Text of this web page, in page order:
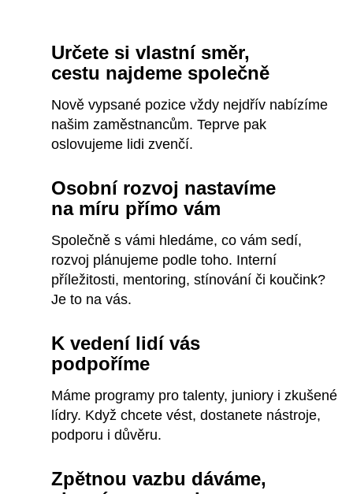
Určete si vlastní směr,
cestu najdeme společně
Nově vypsané pozice vždy nejdřív nabízíme
našim zaměstnancům. Teprve pak
oslovujeme lidi zvenčí.
Osobní rozvoj nastavíme
na míru přímo vám
Společně s vámi hledáme, co vám sedí,
rozvoj plánujeme podle toho. Interní
příležitosti, mentoring, stínování či koučink?
Je to na vás.
K vedení lidí vás
podpoříme
Máme programy pro talenty, juniory i zkušené
lídry. Když chcete vést, dostanete nástroje,
podporu i důvěru.
Zpětnou vazbu dáváme,